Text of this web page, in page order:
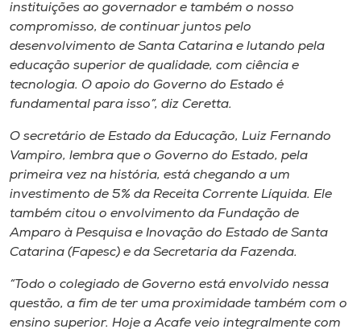
instituições ao governador e também o nosso
compromisso, de continuar juntos pelo
desenvolvimento de Santa Catarina e lutando pela
educação superior de qualidade, com ciência e
tecnologia. O apoio do Governo do Estado é
fundamental para isso”, diz Ceretta.
O secretário de Estado da Educação, Luiz Fernando
Vampiro, lembra que o Governo do Estado, pela
primeira vez na história, está chegando a um
investimento de 5% da Receita Corrente Líquida. Ele
também citou o envolvimento da Fundação de
Amparo à Pesquisa e Inovação do Estado de Santa
Catarina (Fapesc) e da Secretaria da Fazenda.
“Todo o colegiado de Governo está envolvido nessa
questão, a fim de ter uma proximidade também com o
ensino superior. Hoje a Acafe veio integralmente com